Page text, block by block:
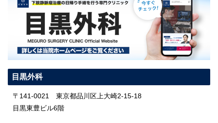
目黒外科
〒141-0021 東京都品川区上大崎2-15-18
目黒東豊ビル6階